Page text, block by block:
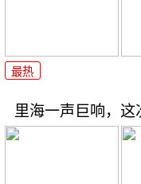
最热
里海一声巨响，这